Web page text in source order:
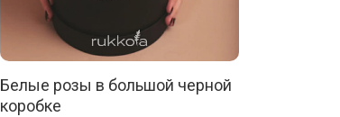
Белые розы в большой черной
коробке